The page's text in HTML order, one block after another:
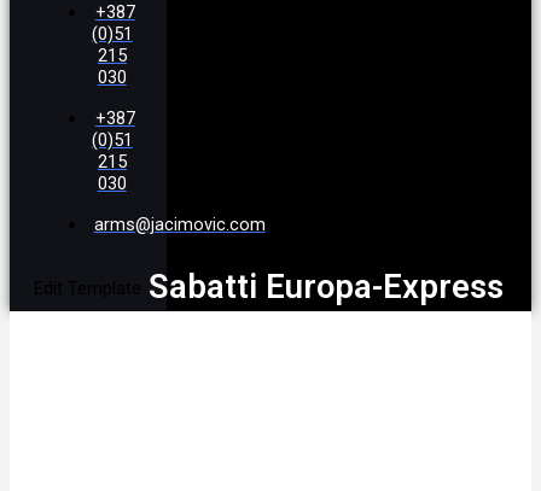
+387
(0)51
215
030
+387
(0)51
215
030
arms@jacimovic.com
Edit Template Sabatti Europa-Express